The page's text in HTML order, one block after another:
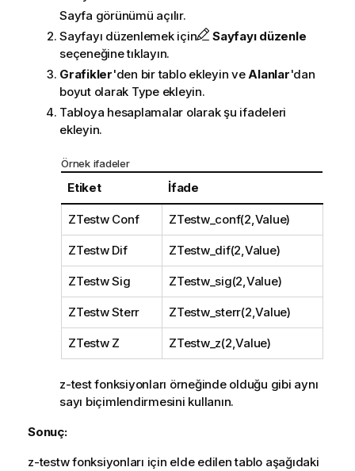
Sayfa görünümü açılır.
Sayfayı düzenlemek için
Sayfayı düzenle
seçeneğine tıklayın.
Grafikler'den bir tablo ekleyin veAlanlar'dan
boyut olarak Typeekleyin.
Tabloya hesaplamalar olarak şu ifadeleri
ekleyin.
Örnek ifadeler
Etiket İfade
ZTestw Conf ZTestw_conf(2,Value)
ZTestw Dif ZTestw_dif(2,Value)
ZTestw Sig ZTestw_sig(2,Value)
ZTestw Sterr ZTestw_sterr(2,Value)
ZTestw Z ZTestw_z(2,Value)
z-testfonksiyonları örneğinde olduğu gibi aynı
sayı biçimlendirmesini kullanın.
Sonuç:
z-testwfonksiyonları için elde edilen tablo aşağıdaki